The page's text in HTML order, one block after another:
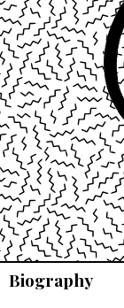
Biography